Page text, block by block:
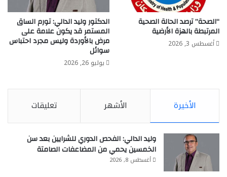
“الصحة” ترصد الحالة الصحية
المرتبطة بالهزة الأرضية
أغسطس 3, 2026
الدكتور وليد الدالي: تورم الساق
المستمر قد يكون علامة على
مرض بالأوردة وليس مجرد احتباس
سوائل
يوليو 26, 2026
الأخيرة الأشهر تعليقات
وليد الدالي: الفحص الدوري للشرايين بعد سن
الخمسين يحمي من المضاعفات الصامتة
أغسطس 8, 2026